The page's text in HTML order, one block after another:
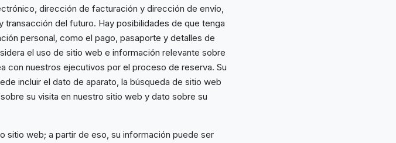
dirección de facturación y dirección de envío,
del futuro. Hay posibilidades de que tenga
personal, como el pago, pasaporte y detalles de
el uso de sitio web e información relevante sobre
con nuestros ejecutivos por el proceso de reserva. Su
incluir el dato de aparato, la búsqueda de sitio web
su visita en nuestro sitio web y dato sobre su
sitio web; a partir de eso, su información puede ser